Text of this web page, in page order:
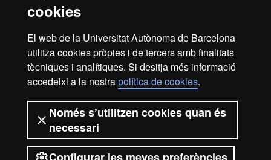
cookies
El web de la Universitat Autònoma de Barcelona
utilitza cookies pròpies i de tercers amb finalitats
tècniques i analítiques. Si desitja més informació
accedeixi a la nostrapolítica de cookies.
Només s’utilitzen cookies quan és
necessari
Canal intern d'informació Protecció de dades
Sobre el web
Fundació UAB | Universitat Autònoma de Barcelona
La Fundació Universitat Autònoma de Barcelona és una
entitat creada en el si de la Universitat Autònoma de
Barcelona que col·labora en el foment i la realització
d’activitats docents, de recerca i d’acció social, i en la